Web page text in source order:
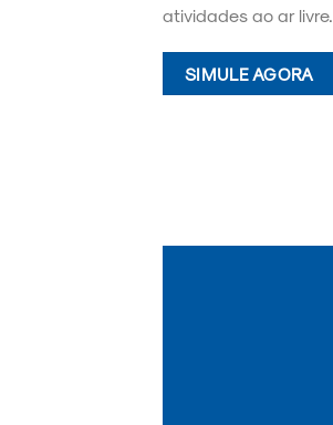
atividades ao ar livre.
SIMULE AGORA